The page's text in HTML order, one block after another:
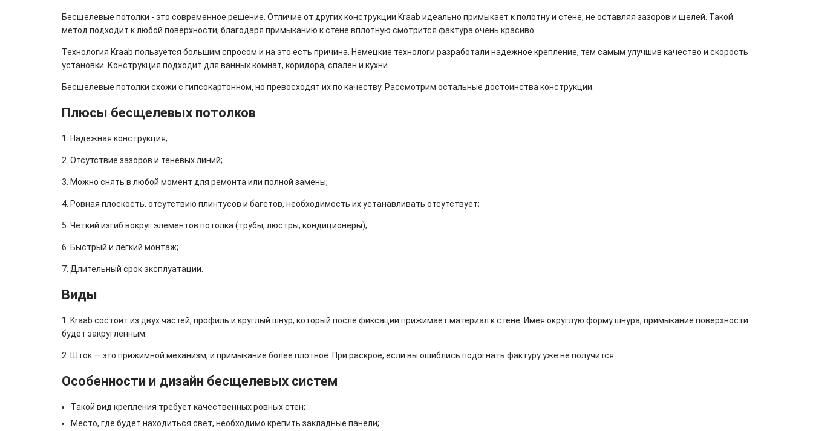
Бесщелевые потолки - это современное решение. Отличие от других конструкции Kraab идеально примыкает к полотну и стене, не оставляя зазоров и щелей. Такой
метод подходит к любой поверхности, благодаря примыканию к стене вплотную смотрится фактура очень красиво.
Технология Kraab пользуется большим спросом и на это есть причина. Немецкие технологи разработали надежное крепление, тем самым улучшив качество и скорость
установки. Конструкция подходит для ванных комнат, коридора, спален и кухни.
Бесщелевые потолки схожи с гипсокартонном, но превосходят их по качеству. Рассмотрим остальные достоинства конструкции.
Плюсы бесщелевых потолков
1. Надежная конструкция;
2. Отсутствие зазоров и теневых линий;
3. Можно снять в любой момент для ремонта или полной замены;
4. Ровная плоскость, отсутствию плинтусов и багетов, необходимость их устанавливать отсутствует;
5. Четкий изгиб вокруг элементов потолка (трубы, люстры, кондиционеры);
6. Быстрый и легкий монтаж;
7. Длительный срок эксплуатации.
Виды
1. Kraab состоит из двух частей, профиль и круглый шнур, который после фиксации прижимает материал к стене. Имея округлую форму шнура, примыкание поверхности
будет закругленным.
2. Шток — это прижимной механизм, и примыкание более плотное. При раскрое, если вы ошиблись подогнать фактуру уже не получится.
Особенности и дизайн бесщелевых систем
Такой вид крепления требует качественных ровных стен;
Место, где будет находиться свет, необходимо крепить закладные панели;